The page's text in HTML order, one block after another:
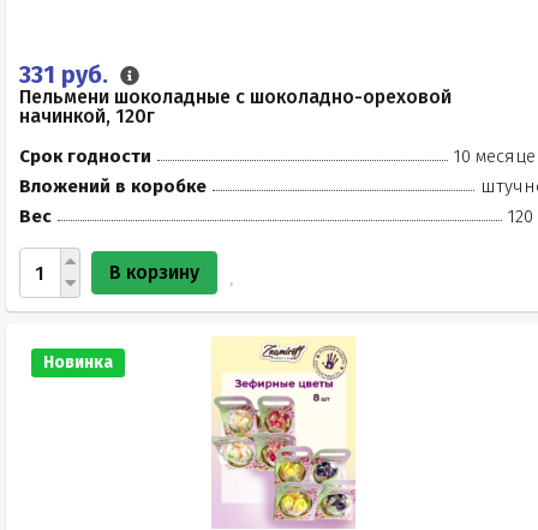
331 руб.
Пельмени шоколадные с шоколадно-ореховой
начинкой, 120г
Срок годности
10
Вложений в коробке
Вес
120
В корзину
Новинка